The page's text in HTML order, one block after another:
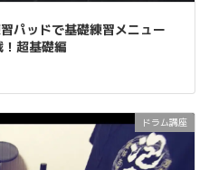
パッドで基礎練習メニュー
超基礎編
ドラム講座